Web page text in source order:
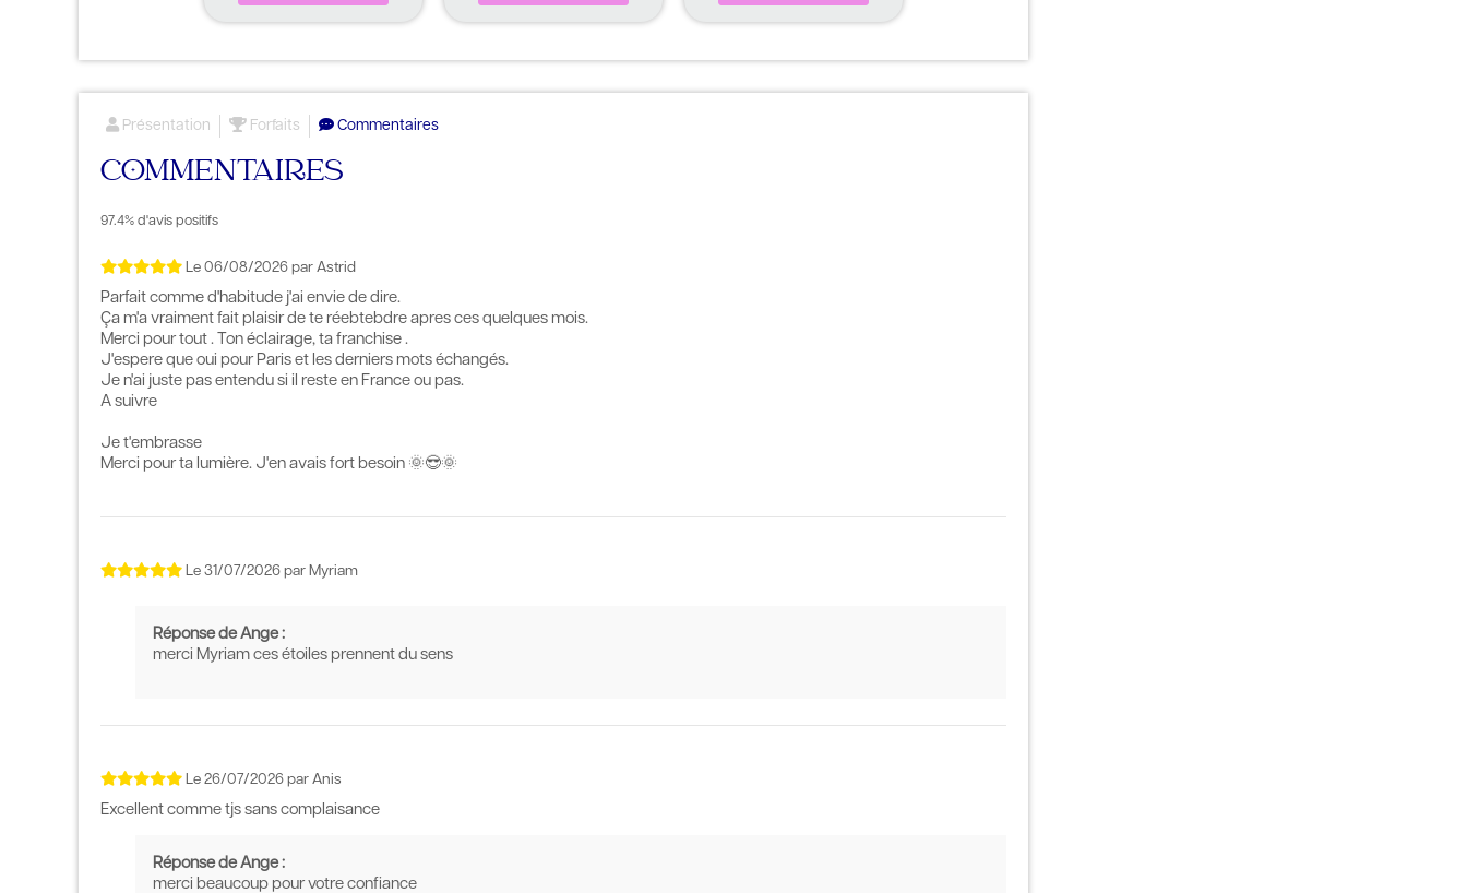
Présentation Forfaits Commentaires
COMMENTAIRES
97.4% d'avis positifs
Le 06/08/2026 par Astrid
Parfait comme d'habitude j'ai envie de dire.
Ça m'a vraiment fait plaisir de te réebtebdre apres ces quelques mois.
Merci pour tout . Ton éclairage, ta franchise .
J'espere que oui pour Paris et les derniers mots échangés.
Je n'ai juste pas entendu si il reste en France ou pas.
A suivre
Je t'embrasse
Merci pour ta lumière. J'en avais fort besoin 🌞😎🌞
Le 31/07/2026 par Myriam
Réponse de Ange :
merci Myriam ces étoiles prennent du sens
Le 26/07/2026 par Anis
Excellent comme tjs sans complaisance
Réponse de Ange :
merci beaucoup pour votre confiance